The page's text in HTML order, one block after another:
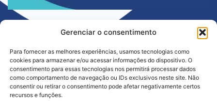
Gerenciar o consentimento
Para fornecer as melhores experiências, usamos tecnologias como
cookies para armazenar e/ou acessar informações do dispositivo. O
consentimento para essas tecnologias nos permitirá processar dados
como comportamento de navegação ou IDs exclusivos neste site. Não
consentir ou retirar o consentimento pode afetar negativamente certos
recursos e funções.
Há mais de 35 anos ajudando empresas a crescer com segurança e